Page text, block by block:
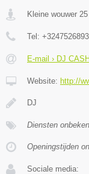
Kleine wouwer
Tel:
E-mail › DJ CASH
Website: http://
DJ
Diensten
Openingstijden
Sociale media: